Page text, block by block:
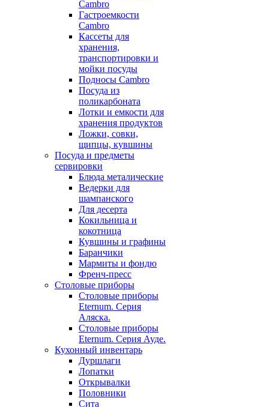
Cambro
Гастроемкости
Cambro
Кассеты для
хранения,
транспортировки и
мойки посуды
Подносы Cambro
Посуда из
поликарбоната
Лотки и емкости для
хранения продуктов
Ложки, совки,
щипцы, кувшины
Посуда и предметы
сервировки
Блюда металические
Ведерки для
шампанского
Для десерта
Кокильница и
кокотница
Кувшины и графины
Баранчики
Мармиты и фондю
Френч-пресс
Столовые приборы
Столовые приборы
Eternum. Серия
Аляска.
Столовые приборы
Eternum. Серия Ауде.
Кухонный инвентарь
Дуршлаги
Лопатки
Открывалки
Половники
Сита